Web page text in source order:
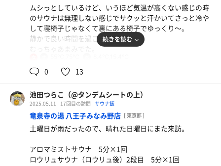
無茶苦茶美味しかった！
温玉牛肉牛蒡天ぷらうどん
す！
ムシっとしているけど、いうほど気温が高くない感じの時
のサウナは無理しない感じでサクッと汗かいてさっと冷や
して寝椅子じゃなくて裏にある椅子でゆっくり〜。
静かで良い時間を過ごせました。
続きを読む
0 13
池田つらこ（@タンデムシートの上）
2025.05.11 17回目の訪問 サウナ飯
竜泉寺の湯 八王子みなみ野店 [ 東京都 ]
土曜日が雨だったので、晴れた日曜日にまた来訪。
アロマミストサウナ 5分×1回
ロウリュサウナ（ロウリュ後）2段目 5分×1回